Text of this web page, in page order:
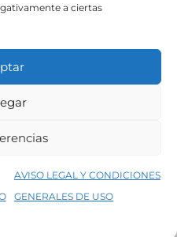
a ciertas
AVISO LEGAL Y CONDICIONES
GENERALES DE USO
utiliza el código PRIMERACOMPRA
generales de venta
del sitio web
los derechos